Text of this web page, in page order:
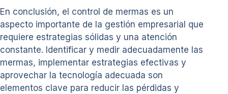
En conclusión, el control de mermas es un
aspecto importante de la gestión empresarial que
requiere estrategias sólidas y una atención
constante. Identificar y medir adecuadamente las
mermas, implementar estrategias efectivas y
aprovechar la tecnología adecuada son
elementos clave para reducir las pérdidas y